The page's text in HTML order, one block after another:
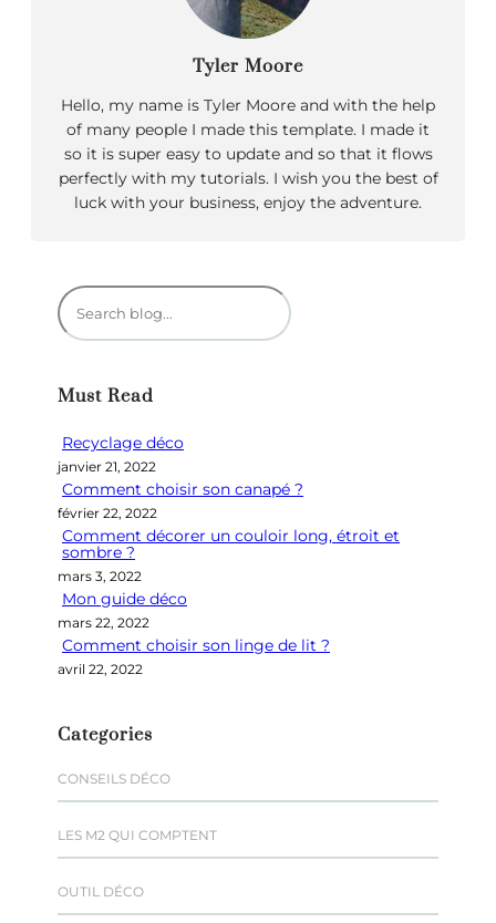
Tyler Moore
Hello, my name is Tyler Moore and with the help
of many people I made this template. I made it
so it is super easy to update and so that it flows
perfectly with my tutorials. I wish you the best of
luck with your business, enjoy the adventure.
R
e
e
c
h
e
Must Read
Recyclage déco
janvier 21, 2022
Comment choisir son canapé ?
février 22, 2022
Comment décorer un couloir long, étroit et
sombre ?
mars 3, 2022
Mon guide déco
mars 22, 2022
Comment choisir son linge de lit ?
avril 22, 2022
Categories
CONSEILS DÉCO
LES M2 QUI COMPTENT
OUTIL DÉCO